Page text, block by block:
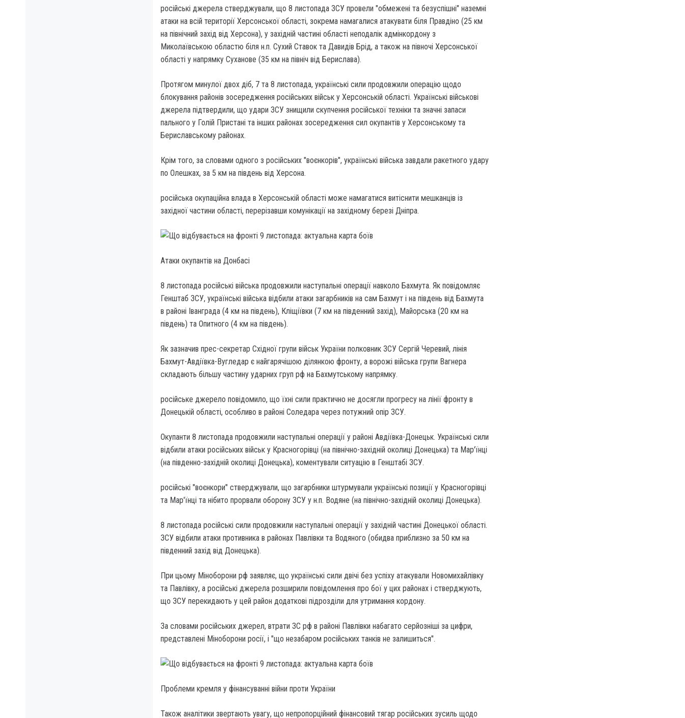
російські джерела стверджували, що 8 листопада ЗСУ провели "обмежені та безуспішні" наземні
атаки на всій території Херсонської області, зокрема намагалися атакувати біля Правдіно (25 км
на північний захід від Херсона), у західній частині області неподалік адмінкордону з
Миколаївською областю біля н.п. Сухий Ставок та Давидів Брід, а також на півночі Херсонської
області у напрямку Суханове (35 км на північ від Берислава).
Протягом минулої двох діб, 7 та 8 листопада, українські сили продовжили операцію щодо
блокування районів зосередження російських військ у Херсонській області. Українські військові
джерела підтвердили, що удари ЗСУ знищили скупчення російської техніки та значні запаси
пального у Голій Пристані та інших районах зосередження сил окупантів у Херсонському та
Бериславському районах.
Крім того, за словами одного з російських "воєнкорів", українські війська завдали ракетного удару
по Олешках, за 5 км на південь від Херсона.
російська окупаційна влада в Херсонській області може намагатися витіснити мешканців із
західної частини області, перерізавши комунікації на західному березі Дніпра.
Атаки окупантів на Донбасі
8 листопада російські війська продовжили наступальні операції навколо Бахмута. Як повідомляє
Генштаб ЗСУ, українські війська відбили атаки загарбників на сам Бахмут і на південь від Бахмута
в районі Іванграда (4 км на південь), Кліщіївки (7 км на південний захід), Майорська (20 км на
південь) та Опитного (4 км на південь).
Як зазначив прес-секретар Східної групи військ України полковник ЗСУ Сергій Черевий, лінія
Бахмут-Авдіївка-Вугледар є найгарячішою ділянкою фронту, а ворожі війська групи Вагнера
складають більшу частину ударних груп рф на Бахмутському напрямку.
російське джерело повідомило, що їхні сили практично не досягли прогресу на лінії фронту в
Донецькій області, особливо в районі Соледара через потужний опір ЗСУ.
Окупанти 8 листопада продовжили наступальні операції у районі Авдіївка-Донецьк. Українські сили
відбили атаки російських військ у Красногорівці (на північно-західній околиці Донецька) та Мар'їнці
(на південно-західній околиці Донецька), коментували ситуацію в Генштабі ЗСУ.
російські "воєнкори" стверджували, що загарбники штурмували українські позиції у Красногорівці
та Мар'їнці та нібито прорвали оборону ЗСУ у н.п. Водяне (на північно-західній околиці Донецька).
8 листопада російські сили продовжили наступальні операції у західній частині Донецької області.
ЗСУ відбили атаки противника в районах Павлівки та Водяного (обидва приблизно за 50 км на
південний захід від Донецька).
При цьому Міноборони рф заявляє, що українські сили двічі без успіху атакували Новомихайлівку
та Павлівку, а російські джерела розширили повідомлення про бої у цих районах і стверджують,
що ЗСУ перекидають у цей район додаткові підрозділи для утримання кордону.
За словами російських джерел, втрати ЗС рф в районі Павлівки набагато серйозніші за цифри,
представлені Міноборони росії, і "що незабаром російських танків не залишиться".
Проблеми кремля у фінансуванні війни проти України
Також аналітики звертають увагу, що непропорційний фінансовий тягар російських зусиль щодо